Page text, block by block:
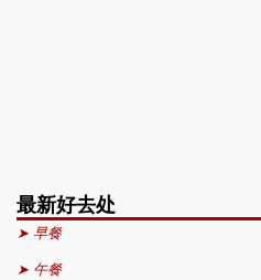
最新好去处
➤ 早餐
➤ 午餐